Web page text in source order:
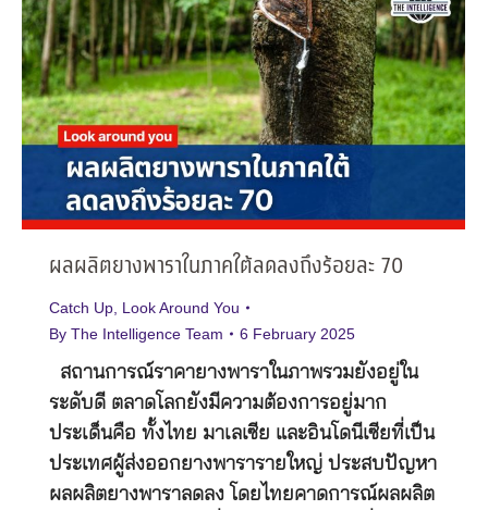
ผลผลิตยางพาราในภาคใต้ลดลงถึงร้อยละ 70
Catch Up Look Around You
By The Intelligence Team 6 February 2025
สถานการณ์ราคายางพาราในภาพรวมยังอยู่ใน
ระดับดี ตลาดโลกยังมีความต้องการอยู่มาก
ประเด็นคือ ทั้งไทย มาเลเซีย และอินโดนีเซียที่เป็น
ประเทศผู้ส่งออกยางพารารายใหญ่ ประสบปัญหา
ผลผลิตยางพาราลดลง โดยไทยคาดการณ์ผลผลิต